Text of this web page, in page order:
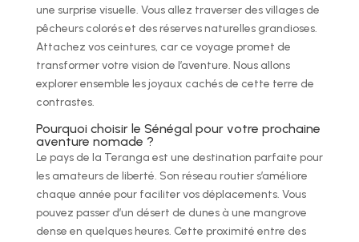
une surprise visuelle. Vous allez traverser des villages de
pêcheurs colorés et des réserves naturelles grandioses.
Attachez vos ceintures, car ce voyage promet de
transformer votre vision de l’aventure. Nous allons
explorer ensemble les joyaux cachés de cette terre de
contrastes.
Pourquoi choisir le Sénégal pour votre prochaine
aventure nomade ?
Le pays de la Teranga est une destination parfaite pour
les amateurs de liberté. Son réseau routier s’améliore
chaque année pour faciliter vos déplacements. Vous
pouvez passer d’un désert de dunes à une mangrove
dense en quelques heures. Cette proximité entre des